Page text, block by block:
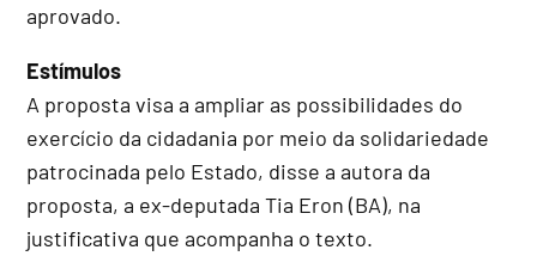
aprovado.
Estímulos
A proposta visa a ampliar as possibilidades do
exercício da cidadania por meio da solidariedade
patrocinada pelo Estado, disse a autora da
proposta, a ex-deputada Tia Eron (BA), na
justificativa que acompanha o texto.